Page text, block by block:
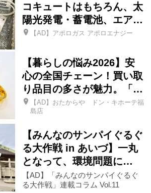
コキュートはもちろん、太
陽光発電・蓄電池、エア…
【AD】アポロガス アポロエナジー
【暮らしの悩み2026】安
心の全国チェーン！買い取
り品目の多さが魅力。「…
【AD】おたからや ドン・キホーテ福
島店
【みんなのサンパイぐるぐ
る大作戦 in あいづ】一丸
となって、環境問題に…
【AD】「みんなのサンパイぐるぐ
る大作戦」連載コラム Vol.11